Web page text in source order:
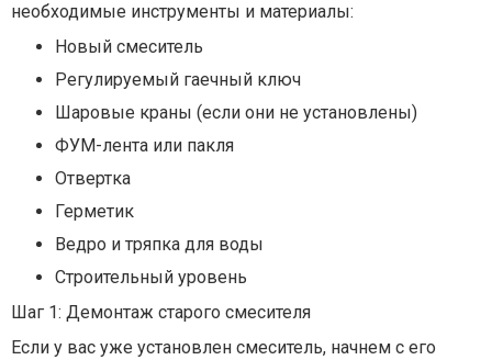
необходимые инструменты и материалы:
Новый смеситель
Регулируемый гаечный ключ
Шаровые краны (если они не установлены)
ФУМ-лента или пакля
Отвертка
Герметик
Ведро и тряпка для воды
Строительный уровень
Шаг 1: Демонтаж старого смесителя
Если у вас уже установлен смеситель, начнем с его